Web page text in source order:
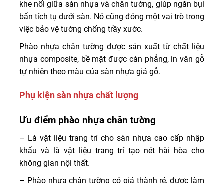
khe nối giữa sàn nhựa và chân tường, giúp ngăn bụi
bẩn tích tụ dưới sàn. Nó cũng đóng một vai trò trong
việc bảo vệ tường chống trầy xước.
Phào nhựa chân tường được sản xuất từ chất liệu
nhựa composite, bề mặt được cán phẳng, in vân gỗ
tự nhiên theo màu của sàn nhựa giả gỗ.
Phụ kiện sàn nhựa chất lượng
Sàn nhựa nhập khẩu là vật liệu đang được sử dụng phổ
mại nhờ vẻ đẹp sang trọng, hấp dẫn và tinh tế của nó.
Kết cấu ván sàn ấm áp, màu sắc phong phú, độ bền cao
tạo nên vẻ đẹp bền vững cho căn phòng. Việc thi công
Ưu điểm phào nhựa chân tường
– Là vật liệu trang trí cho sàn nhựa cao cấp nhập
khẩu và là vật liệu trang trí tạo nét hài hòa cho
không gian nội thất.
– Phào nhựa chân tường có giá thành rẻ, được làm